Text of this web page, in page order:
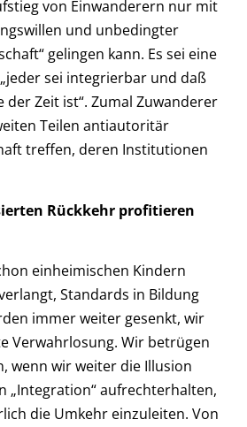
von Einwanderern nur mit
und unbedingter
gelingen kann. Es sei eine
sei integrierbar und daß
der Zeit ist“. Zumal Zuwanderer
Teilen antiautoritär
treffen, deren Institutionen
Rückkehr profitieren
einheimischen Kindern
Standards in Bildung
immer weiter gesenkt, wir
Verwahrlosung. Wir betrügen
wenn wir weiter die Illusion
„Integration“ aufrechterhalten,
die Umkehr einzuleiten. Von